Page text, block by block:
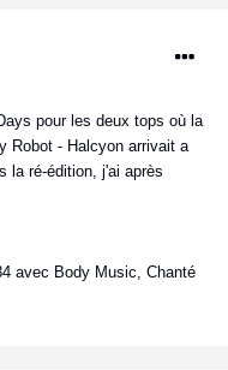
pour les deux tops où la
Robot - Halcyon arrivait a
la ré-édition, j'ai après
avec Body Music, Chanté